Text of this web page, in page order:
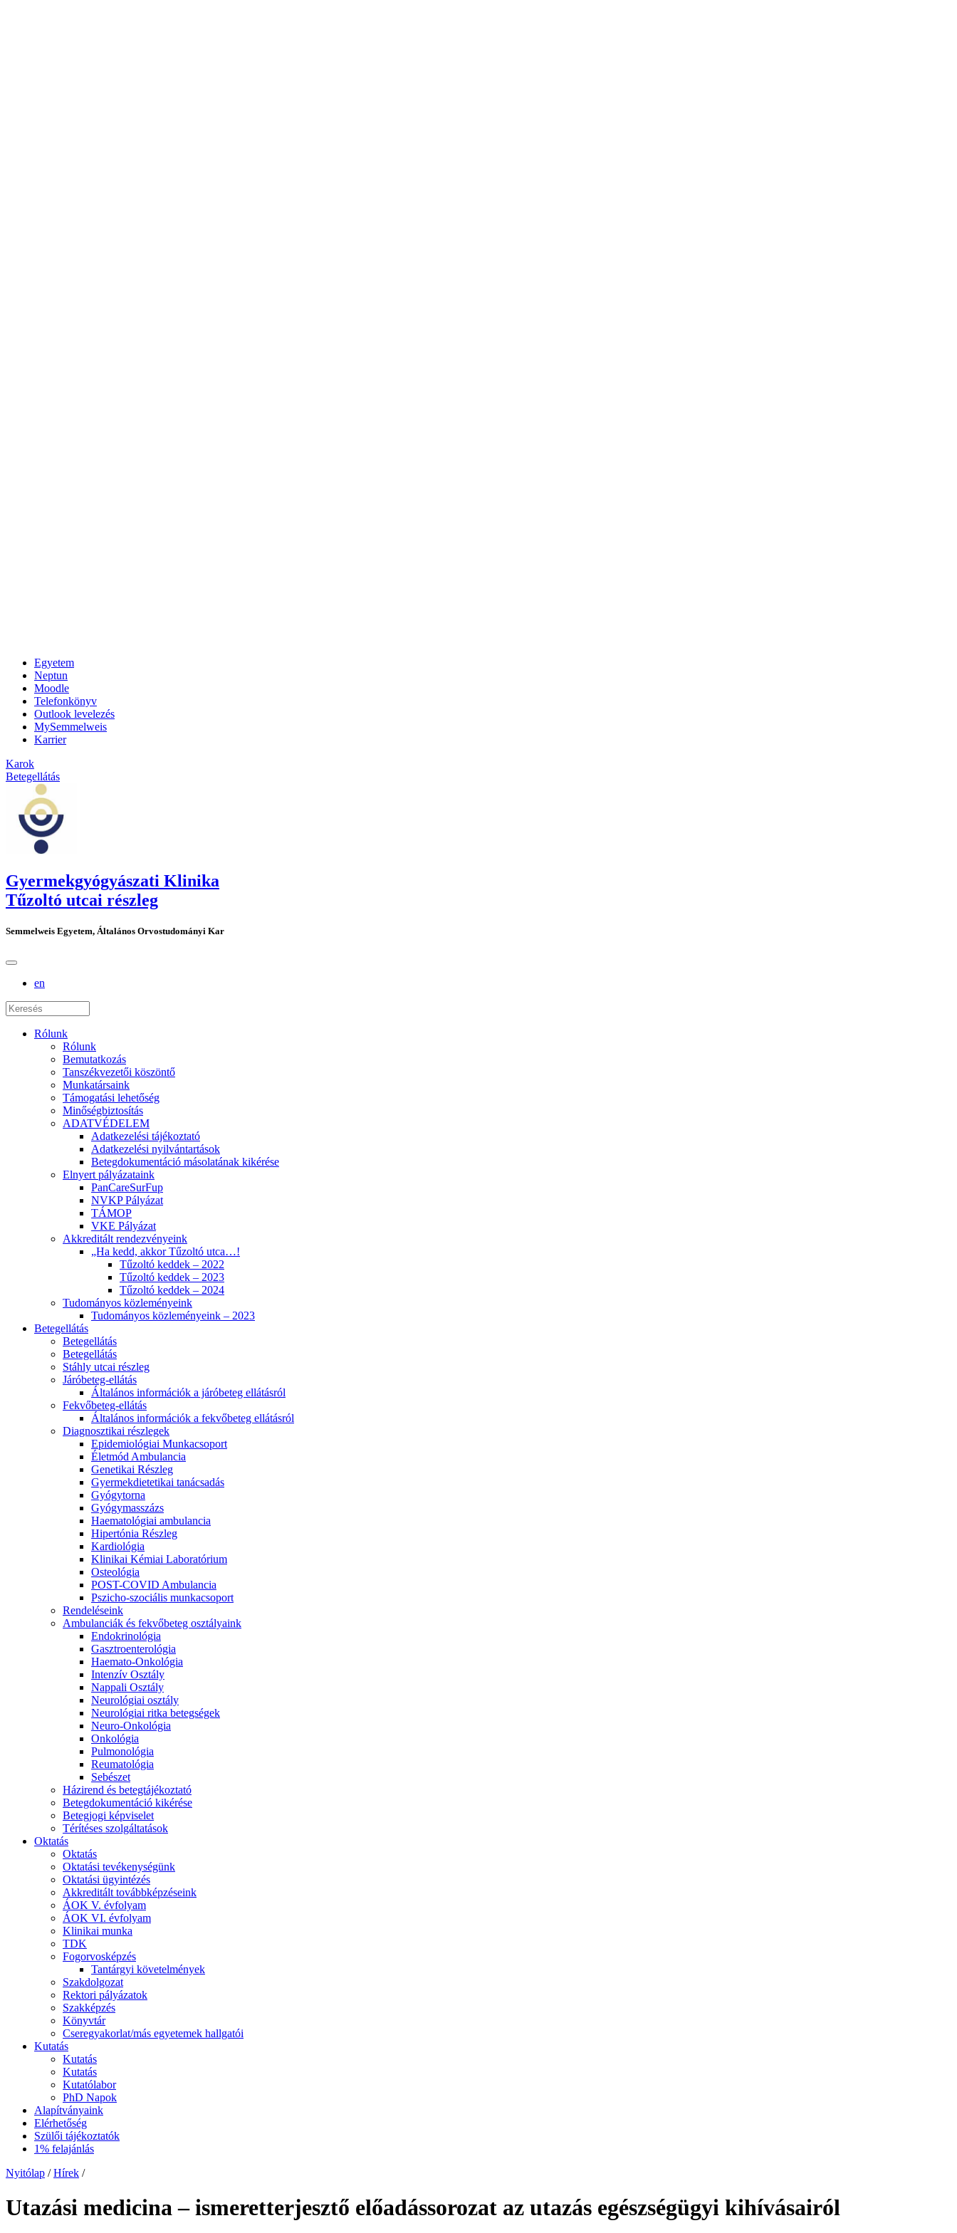
Egyetem
Neptun
Moodle
Telefonkönyv
Outlook levelezés
MySemmelweis
Karrier
Karok
Betegellátás
Gyermekgyógyászati Klinika
Tűzoltó utcai részleg
Semmelweis Egyetem, Általános Orvostudományi Kar
en
Rólunk
Rólunk
Bemutatkozás
Tanszékvezetői köszöntő
Munkatársaink
Támogatási lehetőség
Minőségbiztosítás
ADATVÉDELEM
Adatkezelési tájékoztató
Adatkezelési nyilvántartások
Betegdokumentáció másolatának kikérése
Elnyert pályázataink
PanCareSurFup
NVKP Pályázat
TÁMOP
VKE Pályázat
Akkreditált rendezvényeink
„Ha kedd, akkor Tűzoltó utca…!
Tűzoltó keddek – 2022
Tűzoltó keddek – 2023
Tűzoltó keddek – 2024
Tudományos közleményeink
Tudományos közleményeink – 2023
Betegellátás
Betegellátás
Betegellátás
Stáhly utcai részleg
Járóbeteg-ellátás
Általános információk a járóbeteg ellátásról
Fekvőbeteg-ellátás
Általános információk a fekvőbeteg ellátásról
Diagnosztikai részlegek
Epidemiológiai Munkacsoport
Életmód Ambulancia
Genetikai Részleg
Gyermekdietetikai tanácsadás
Gyógytorna
Gyógymasszázs
Haematológiai ambulancia
Hipertónia Részleg
Kardiológia
Klinikai Kémiai Laboratórium
Osteológia
POST-COVID Ambulancia
Pszicho-szociális munkacsoport
Rendeléseink
Ambulanciák és fekvőbeteg osztályaink
Endokrinológia
Gasztroenterológia
Haemato-Onkológia
Intenzív Osztály
Nappali Osztály
Neurológiai osztály
Neurológiai ritka betegségek
Neuro-Onkológia
Onkológia
Pulmonológia
Reumatológia
Sebészet
Házirend és betegtájékoztató
Betegdokumentáció kikérése
Betegjogi képviselet
Térítéses szolgáltatások
Oktatás
Oktatás
Oktatási tevékenységünk
Oktatási ügyintézés
Akkreditált továbbképzéseink
ÁOK V. évfolyam
ÁOK VI. évfolyam
Klinikai munka
TDK
Fogorvosképzés
Tantárgyi követelmények
Szakdolgozat
Rektori pályázatok
Szakképzés
Könyvtár
Cseregyakorlat/más egyetemek hallgatói
Kutatás
Kutatás
Kutatás
Kutatólabor
PhD Napok
Alapítványaink
Elérhetőség
Szülői tájékoztatók
1% felajánlás
Nyitólap / Hírek /
Utazási medicina – ismeretterjesztő előadássorozat az utazás egészségügyi kihívásairól